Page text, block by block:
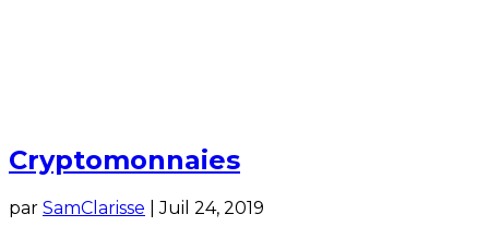
Cryptomonnaies
par SamClarisse |Juil 24, 2019